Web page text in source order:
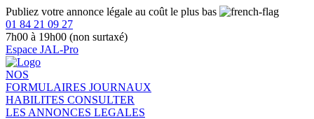
Publiez votre annonce légale au coût le plus bas
01 84 21 09 27
7h00 à 19h00 (non surtaxé)
Espace JAL-Pro
NOS
FORMULAIRES JOURNAUX
HABILITES CONSULTER
LES ANNONCES LEGALES